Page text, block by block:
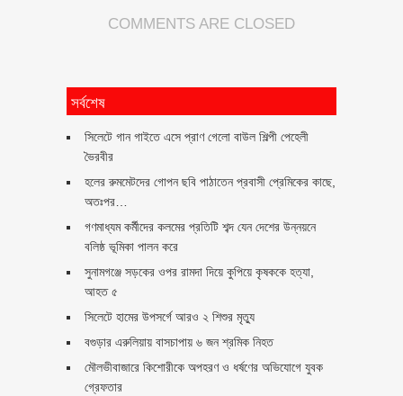
COMMENTS ARE CLOSED
সর্বশেষ
সিলেটে গান গাইতে এসে প্রাণ গেলো বাউল শিল্পী পেহেলী
ভৈরবীর
হলের রুমমেটদের গোপন ছবি পাঠাতেন প্রবাসী প্রেমিকের কাছে,
অতঃপর…
গণমাধ্যম কর্মীদের কলমের প্রতিটি শব্দ যেন দেশের উন্নয়নে
বলিষ্ঠ ভূমিকা পালন করে
সুনামগঞ্জে সড়কের ওপর রামদা দিয়ে কুপিয়ে কৃষককে হত্যা,
আহত ৫
সিলেটে হামের উপসর্গে আরও ২ শিশুর মৃত্যু
বগুড়ার এরুলিয়ায় বাসচাপায় ৬ জন শ্রমিক নিহত
মৌলভীবাজারে কিশোরীকে অপহরণ ও ধর্ষণের অভিযোগে যুবক
গ্রেফতার